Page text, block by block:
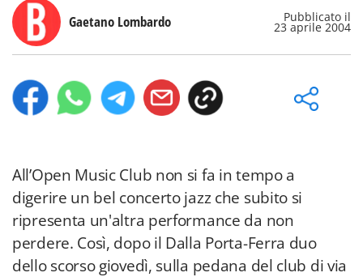
Gaetano Lombardo Pubblicato il
23 aprile 2004
All’Open Music Club non si fa in tempo a
digerire un bel concerto jazz che subito si
ripresenta un'altra performance da non
perdere. Così, dopo il Dalla Porta-Ferra duo
dello scorso giovedì, sulla pedana del club di via